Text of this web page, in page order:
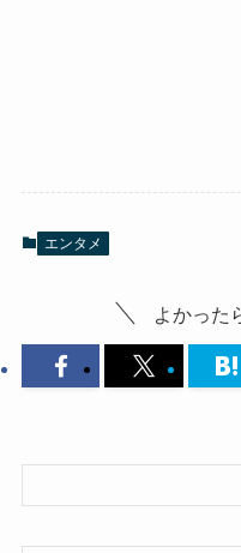
エンタメ
よかった